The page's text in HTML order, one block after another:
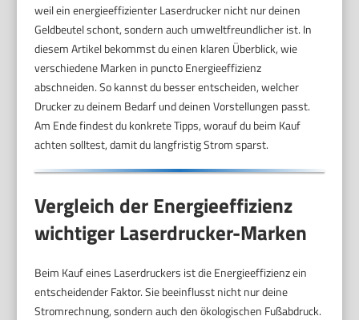
weil ein energieeffizienter Laserdrucker nicht nur deinen
Geldbeutel schont, sondern auch umweltfreundlicher ist. In
diesem Artikel bekommst du einen klaren Überblick, wie
verschiedene Marken in puncto Energieeffizienz
abschneiden. So kannst du besser entscheiden, welcher
Drucker zu deinem Bedarf und deinen Vorstellungen passt.
Am Ende findest du konkrete Tipps, worauf du beim Kauf
achten solltest, damit du langfristig Strom sparst.
Vergleich der Energieeffizienz
wichtiger Laserdrucker-Marken
Beim Kauf eines Laserdruckers ist die Energieeffizienz ein
entscheidender Faktor. Sie beeinflusst nicht nur deine
Stromrechnung, sondern auch den ökologischen Fußabdruck.